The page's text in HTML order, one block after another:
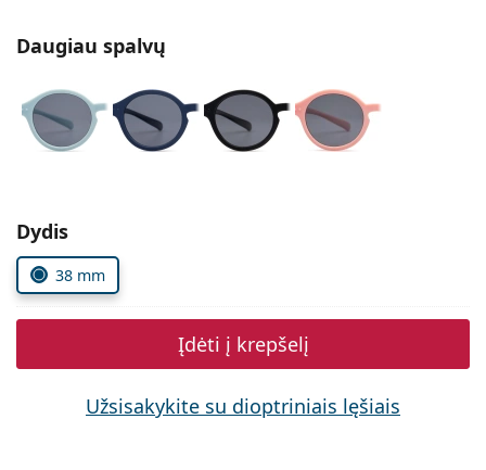
Prada
Atraskite visus
Daugiau spalvų
Pasirinkite parametrus
Dydis
38 mm
Įdėti į krepšelį
Užsisakykite su dioptriniais lęšiais